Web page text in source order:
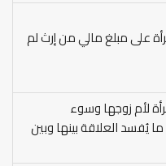
على مبلغ مالي من إرث لم
لأم زوجها وسوء
يُفسد العلاقة بينها وبين